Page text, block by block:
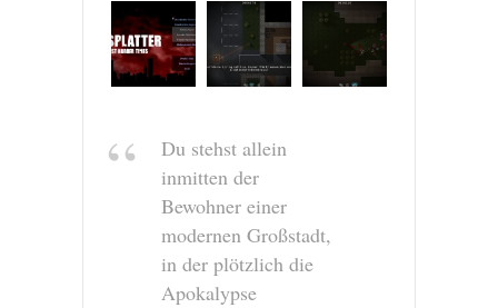
Du stehst allein
inmitten der
Bewohner einer
modernen Großstadt,
in der plötzlich die
Apokalypse